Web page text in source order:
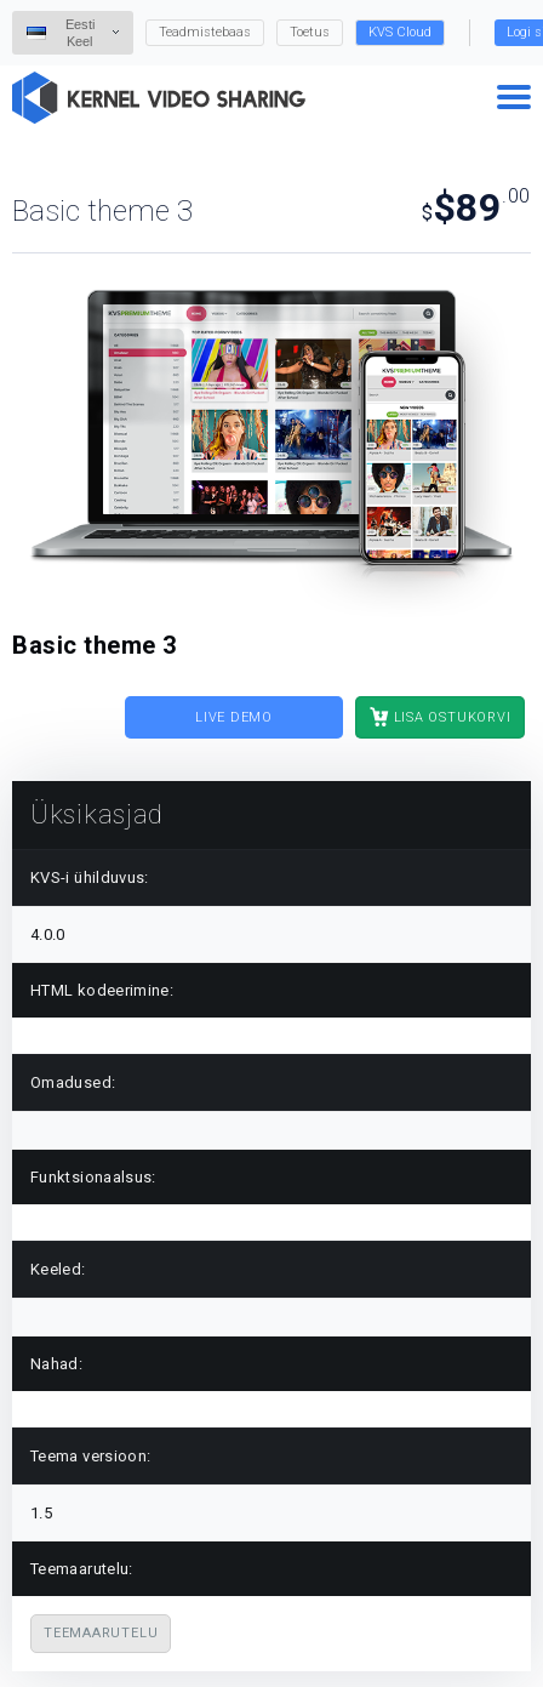
Eesti
Keel
Teadmistebaas Toetus KVS Cloud Logi
Basic theme 3 $$89.00
Basic theme 3
LIVE DEMO LISA OSTUKORVI
Üksikasjad
KVS-i ühilduvus:
4.0.0
HTML kodeerimine:
Omadused:
Funktsionaalsus:
Keeled:
Nahad:
Teema versioon:
1.5
Teemaarutelu:
TEEMAARUTELU